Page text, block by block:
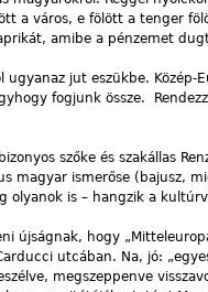
a város, e fölött a tenger
amibe a pénzemet
jut eszükbe. Közép-
fogjunk össze.
szőke és szakállas
magyar ismerőse (bajusz,
is – hangzik a
újságnak, hogy
utcában. Na, jó:
megszeppenve